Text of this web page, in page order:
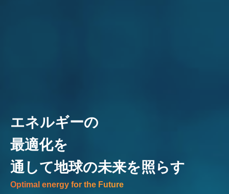
エネルギーの
最適化を
通して地球の未来を照らす
Optimal energy for the Future